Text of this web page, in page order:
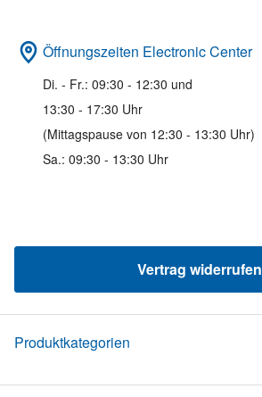
Öffnungszeiten Electronic Center
Di. - Fr.: 09:30 - 12:30 und
13:30 - 17:30 Uhr
(Mittagspause von 12:30 - 13:30 Uhr)
Sa.: 09:30 - 13:30 Uhr
Vertrag widerrufen
Produktkategorien